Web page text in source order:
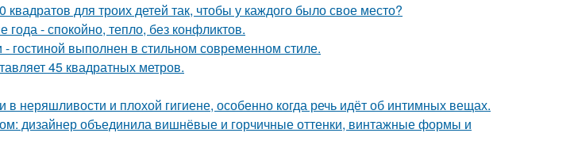
квадратов для троих детей так, чтобы у каждого было свое место?
- спокойно, тепло, без конфликтов.
гостиной выполнен в стильном современном стиле.
45 квадратных метров.
в неряшливости и плохой гигиене, особенно когда речь идёт об интимных вещах.
дизайнер объединила вишнёвые и горчичные оттенки, винтажные формы и